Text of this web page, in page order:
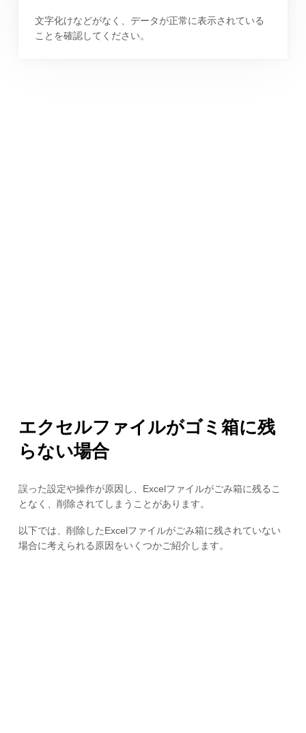
文字化けなどがなく、データが正常に表示されている
ことを確認してください。
エクセルファイルがゴミ箱に残
らない場合
誤った設定や操作が原因し、Excelファイルがごみ箱に残るこ
となく、削除されてしまうことがあります。
以下では、削除したExcelファイルがごみ箱に残されていない
場合に考えられる原因をいくつかご紹介します。